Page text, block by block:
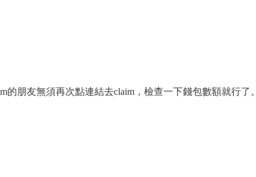
朋友無須再次點連結去claim，檢查一下錢包數額就行了。